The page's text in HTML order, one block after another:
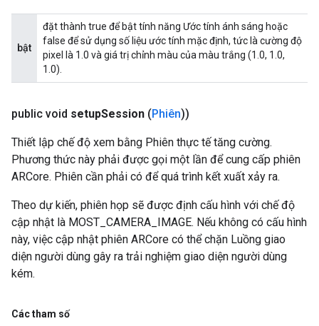
bật
đặt thành true để bật tính năng Ước tính ánh sáng hoặc
false để sử dụng số liệu ước tính mặc định, tức là cường độ
pixel là 1.0 và giá trị chỉnh màu của màu trắng (1.0, 1.0,
1.0).
public void setupSession (Phiên))
Thiết lập chế độ xem bằng Phiên thực tế tăng cường.
Phương thức này phải được gọi một lần để cung cấp phiên
ARCore. Phiên cần phải có để quá trình kết xuất xảy ra.
Theo dự kiến, phiên họp sẽ được định cấu hình với chế độ
cập nhật là MOST_CAMERA_IMAGE. Nếu không có cấu hình
này, việc cập nhật phiên ARCore có thể chặn Luồng giao
diện người dùng gây ra trải nghiệm giao diện người dùng
kém.
Các tham số